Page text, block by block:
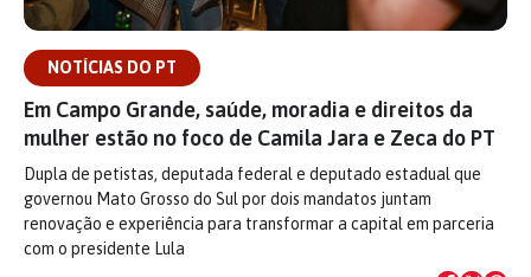
NOTÍCIAS DO PT
Em Campo Grande, saúde, moradia e direitos da
mulher estão no foco de Camila Jara e Zeca do PT
Dupla de petistas, deputada federal e deputado estadual que
governou Mato Grosso do Sul por dois mandatos juntam
renovação e experiência para transformar a capital em parceria
com o presidente Lula